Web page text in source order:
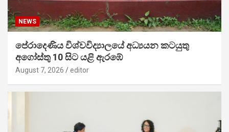
NEWS
පේරාදෙණිය විශ්වවිද්‍යාලයේ අධ්‍යයන කටයුතු
අගෝස්තු 10 සිට යළි ඇරඹේ
August 7, 2026 editor